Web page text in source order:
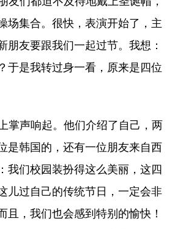
场集合。很快，表演开始了，主
朋友要跟我们一起过节。我想：
于是我转过身一看，原来是四位
掌声响起。他们介绍了自己，两
是韩国的，还有一位朋友来自西
我们校园装扮得这么美丽，这四
儿过自己的传统节日，一定会非
且，我们也会感到特别的愉快！